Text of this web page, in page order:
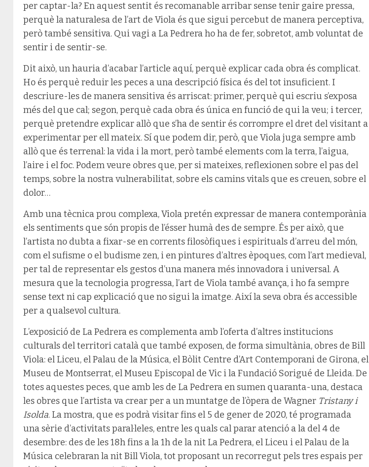
per captar-la? En aquest sentit és recomanable arribar sense tenir gaire pressa,
perquè la naturalesa de l’art de Viola és que sigui percebut de manera perceptiva,
però també sensitiva. Qui vagi a La Pedrera ho ha de fer, sobretot, amb voluntat de
sentir i de sentir-se.
Dit això, un hauria d’acabar l’article aquí, perquè explicar cada obra és complicat.
Ho és perquè reduir les peces a una descripció física és del tot insuficient. I
descriure-les de manera sensitiva és arriscat: primer, perquè qui escriu s’exposa
més del que cal; segon, perquè cada obra és única en funció de qui la veu; i tercer,
perquè pretendre explicar allò que s’ha de sentir és corrompre el dret del visitant a
experimentar per ell mateix. Sí que podem dir, però, que Viola juga sempre amb
allò que és terrenal: la vida i la mort, però també elements com la terra, l’aigua,
l’aire i el foc. Podem veure obres que, per si mateixes, reflexionen sobre el pas del
temps, sobre la nostra vulnerabilitat, sobre els camins vitals que es creuen, sobre el
dolor…
Amb una tècnica prou complexa, Viola pretén expressar de manera contemporània
els sentiments que són propis de l’ésser humà des de sempre. És per això, que
l’artista no dubta a fixar-se en corrents filosòfiques i espirituals d’arreu del món,
com el sufisme o el budisme zen, i en pintures d’altres èpoques, com l’art medieval,
per tal de representar els gestos d’una manera més innovadora i universal. A
mesura que la tecnologia progressa, l’art de Viola també avança, i ho fa sempre
sense text ni cap explicació que no sigui la imatge. Així la seva obra és accessible
per a qualsevol cultura.
L’exposició de La Pedrera es complementa amb l’oferta d’altres institucions
culturals del territori català que també exposen, de forma simultània, obres de Bill
Viola: el Liceu, el Palau de la Música, el Bòlit Centre d’Art Contemporani de Girona, el
Museu de Montserrat, el Museu Episcopal de Vic i la Fundació Sorigué de Lleida. De
totes aquestes peces, que amb les de La Pedrera en sumen quaranta-una, destaca
les obres que l’artista va crear per a un muntatge de l’òpera de Wagner Tristany i
Isolda. La mostra, que es podrà visitar fins el 5 de gener de 2020, té programada
una sèrie d’activitats paral·leles, entre les quals cal parar atenció a la del 4 de
desembre: des de les 18h fins a la 1h de la nit La Pedrera, el Liceu i el Palau de la
Música celebraran la nit Bill Viola, tot proposant un recorregut pels tres espais per